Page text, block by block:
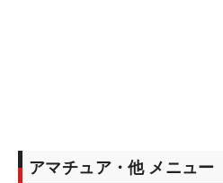
アマチュア・他 メニュー